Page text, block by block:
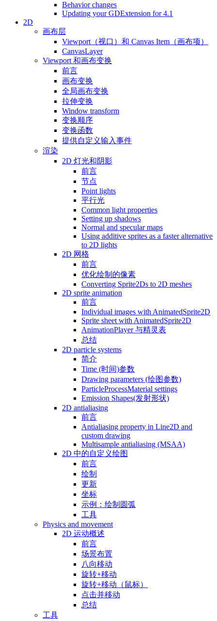
Behavior changes
Updating your GDExtension for 4.1
2D
画布层
Viewport（视口）和 Canvas Item（画布项）
CanvasLayer
Viewport 和画布变换
前言
画布变换
全局画布变换
拉伸变换
Window transform
变换顺序
变换函数
提供自定义输入事件
渲染
2D 灯光和阴影
前言
节点
Point lights
平行光
Common light properties
Setting up shadows
Normal and specular maps
Using additive sprites as a faster alternative
to 2D lights
2D 网格
前言
优化绘制的像素
Converting Sprite2Ds to 2D meshes
2D sprite animation
前言
Individual images with AnimatedSprite2D
Sprite sheet with AnimatedSprite2D
AnimationPlayer 与精灵表
总结
2D particle systems
简介
Time (时间)参数
Drawing parameters (绘图参数)
ParticleProcessMaterial settings
Emission Shapes(发射形状)
2D antialiasing
前言
Antialiasing property in Line2D and
custom drawing
Multisample antialiasing (MSAA)
2D 中的自定义绘图
前言
绘制
更新
坐标
示例：绘制圆弧
工具
Physics and movement
2D 运动概述
前言
场景布置
八向移动
旋转+移动
旋转+移动（鼠标）
点击并移动
总结
工具